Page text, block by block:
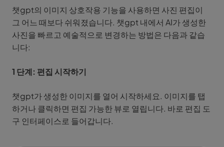
챗gpt의 이미지 상호작용 기능을 사용하면 사진 편집이
그 어느 때보다 쉬워졌습니다. 챗gpt 내에서 AI가 생성한
사진을 빠르고 예술적으로 변경하는 방법은 다음과 같습
니다:
1 단계: 편집 시작하기
챗gpt가 생성한 이미지를 열어 시작하세요. 이미지를 탭
하거나 클릭하면 편집 가능한 뷰로 열립니다. 바로 편집 도
구 인터페이스로 들어갑니다.